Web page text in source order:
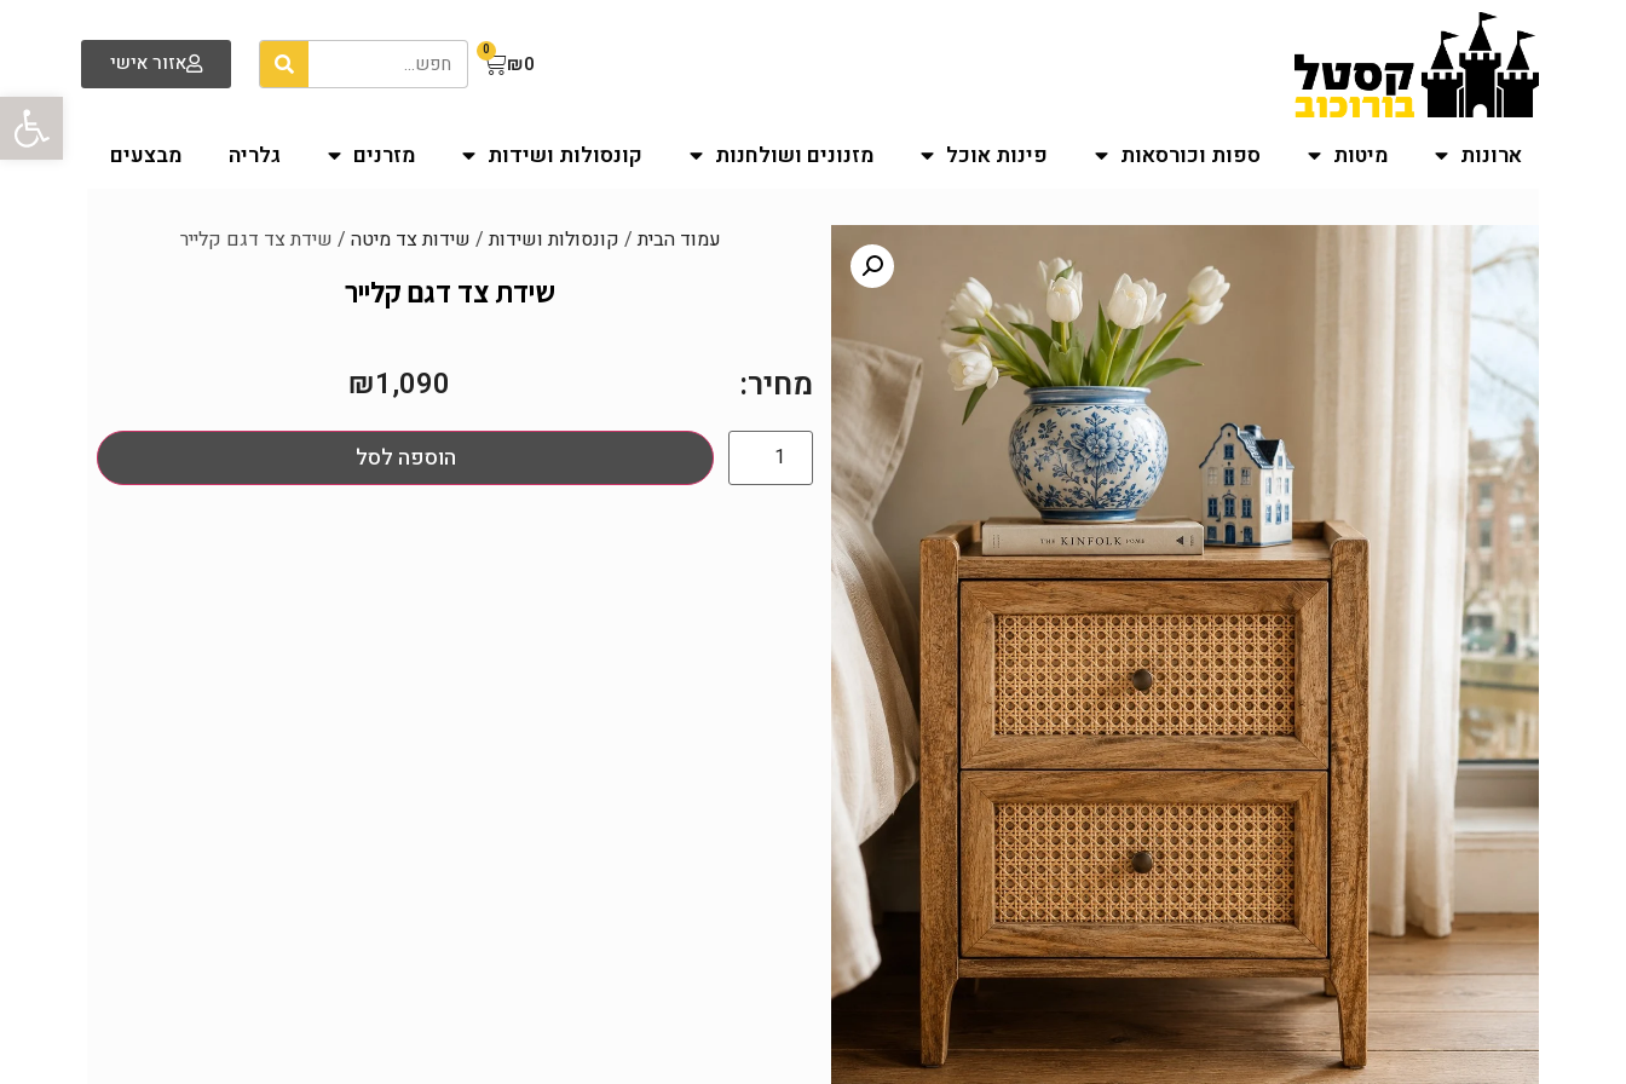
פתח
₪0
0
אזור אישי
ארונות מיטות ספות וכורסאות פינות אוכל מזנונים ושולחנות קונסולות ושידות מזרנים גלריה מבצעים
עמוד הבית/ קונסולות ושידות/ שידות צד מיטה / שידת צד דגם קלייר
שידת צד דגם קלייר
מחיר: ₪1,090
הוספה לסל